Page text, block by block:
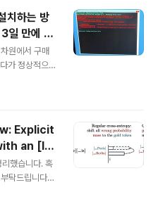
니다.저는 4기
램에 포함되니
에서 진행되
라고 하는 건
게나 유명한
스름한 빌딩이
치하는 방
일 만에 고
이슈)
원에서 구매
가 정상적으로
..감개무량 했
나 그 과정에
서의 화면들
될 내용들 사
니다. 따라서
Explicit
an [ID
2024)
했습니다. 혹
탁드립니다